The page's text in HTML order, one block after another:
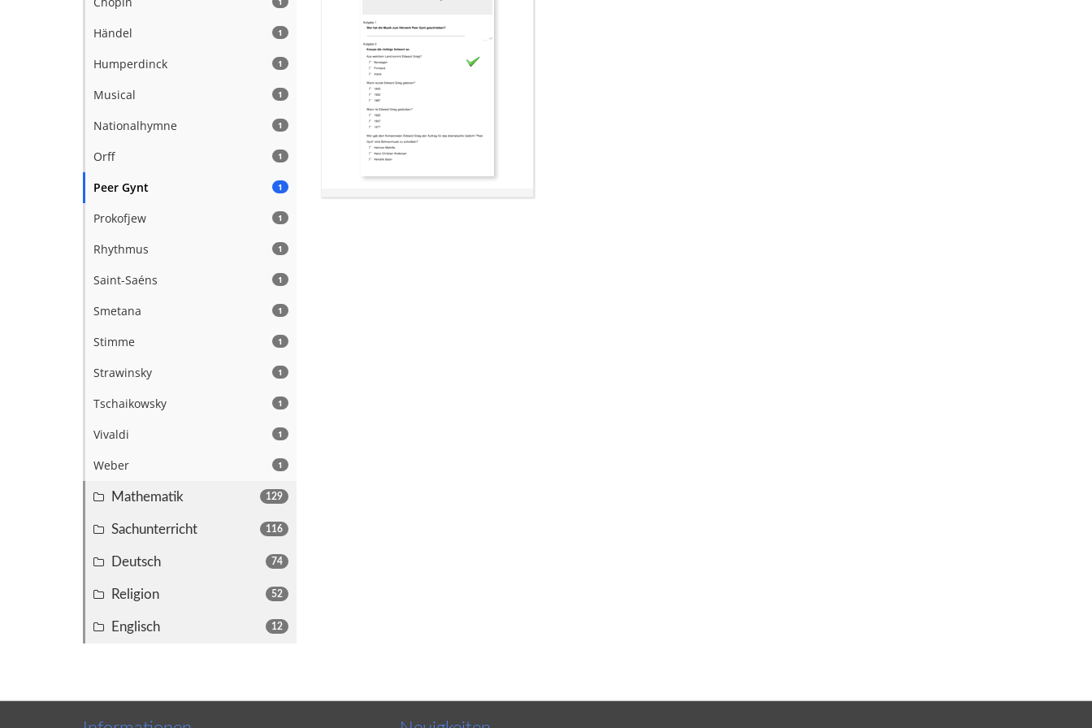
1
Händel
1
Humperdinck
1
Musical
1
Nationalhymne
1
Orff
1
Peer Gynt
1
Prokofjew
1
Rhythmus
1
Saint-Saéns
1
Smetana
1
Stimme
1
Strawinsky
1
Tschaikowsky
1
Vivaldi
1
Weber
129
Mathematik
116
Sachunterricht
74
Deutsch
52
Religion
12
Englisch